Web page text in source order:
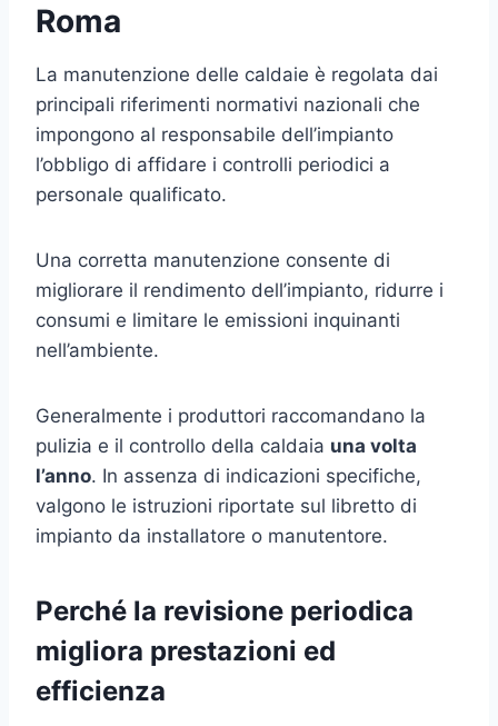
Roma
La manutenzione delle caldaie è regolata dai
principali riferimenti normativi nazionali che
impongono al responsabile dell’impianto
l’obbligo di affidare i controlli periodici a
personale qualificato.
Una corretta manutenzione consente di
migliorare il rendimento dell’impianto, ridurre i
consumi e limitare le emissioni inquinanti
nell’ambiente.
Generalmente i produttori raccomandano la
pulizia e il controllo della caldaia una volta
l’anno. In assenza di indicazioni specifiche,
valgono le istruzioni riportate sul libretto di
impianto da installatore o manutentore.
Perché la revisione periodica
migliora prestazioni ed
efficienza